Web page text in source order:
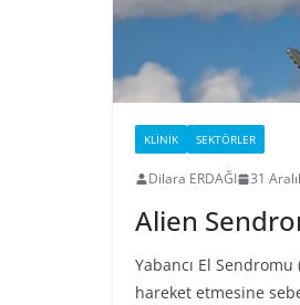
KLINIK SEKTÖRLER
Dilara ERDAĞI 31
Alien
Yabancı El
hareket etmesine